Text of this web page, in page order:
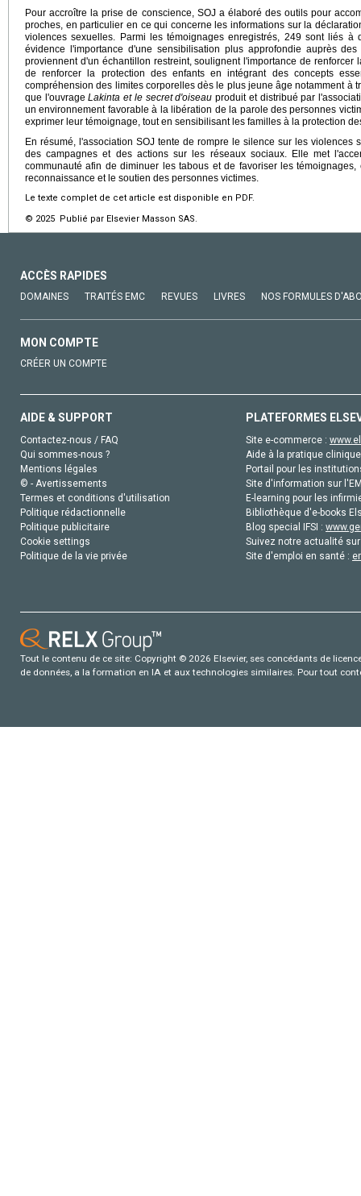
Pour accroître la prise de conscience, SOJ a élaboré des outils pour
proches, en particulier en ce qui concerne les informations sur la
violences sexuelles. Parmi les témoignages enregistrés, 249 sont liés à
évidence l'importance d'une sensibilisation plus approfondie auprès
proviennent d'un échantillon restreint, soulignent l'importance de renforcer
de renforcer la protection des enfants en intégrant des concepts
compréhension des limites corporelles dès le plus jeune âge notamment à
que l'ouvrageLakinta et le secret d'oiseau produit et distribué par
un environnement favorable à la libération de la parole des personnes
exprimer leur témoignage, tout en sensibilisant les familles à la protection
En résumé, l'association SOJ tente de rompre le silence sur les violences
des campagnes et des actions sur les réseaux sociaux. Elle met
communauté afin de diminuer les tabous et de favoriser les
reconnaissance et le soutien des personnes victimes.
Le texte complet de cet article est disponible en PDF.
© 2025 Publié par Elsevier Masson SAS.
ACCÈS RAPIDES
DOMAINES TRAITÉS EMC REVUES LIVRES NOS FORMULES
MON COMPTE
CRÉER UN COMPTE
AIDE & SUPPORT
Contactez-nous / FAQ
Qui sommes-nous ?
Mentions légales
© - Avertissements
Termes et conditions d'utilisation
Politique rédactionnelle
Politique publicitaire
Cookie settings
Politique de la vie privée
PLATEFORMES
Site e-commerce :
Aide à la pratique
Portail pour les
Site d'information sur
E-learning pour les
Bibliothèque d'e-books
Blog special IFSI :
Suivez notre actualité
Site d'emploi en santé :
Tout le contenu de ce site: Copyright © 2026 Elsevier, ses concédants de
de données, a la formation en IA et aux technologies similaires. Pour tout